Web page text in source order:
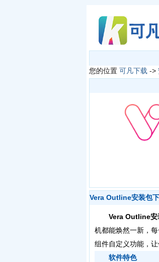
您的位置 可凡下载 ->
Vera Outline安装包
Vera Outline安
机都能焕然一新，
组件自定义功能，
软件特色